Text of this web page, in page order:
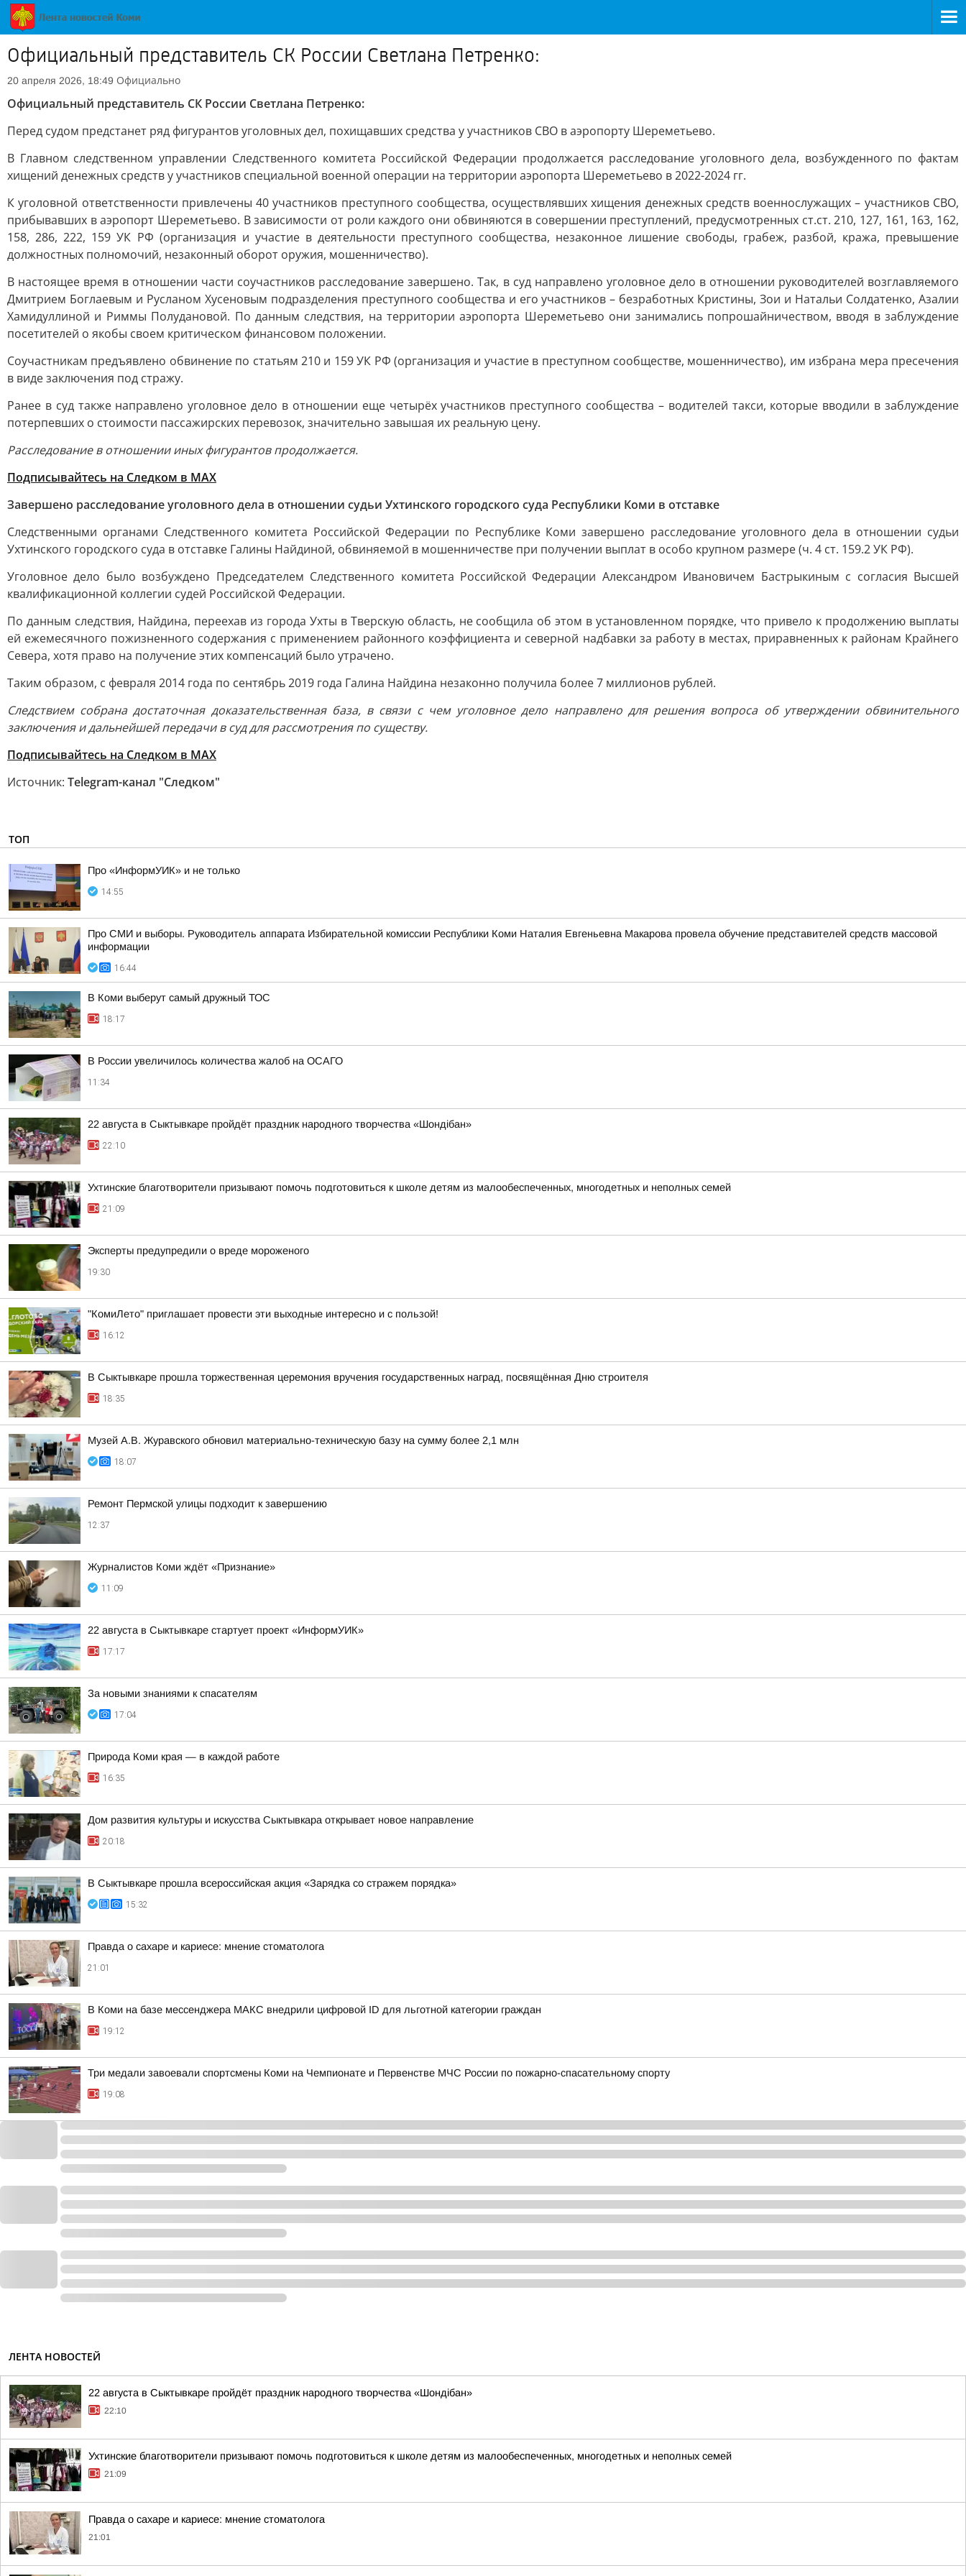
Официальный представитель СК России Светлана Петренко:
20 апреля 2026, 18:49 Официально
Официальный представитель СК России Светлана Петренко:
Перед судом предстанет ряд фигурантов уголовных дел, похищавших средства у участников СВО в аэропорту Шереметьево.
В Главном следственном управлении Следственного комитета Российской Федерации продолжается расследование уголовного дела, возбужденного по фактам
хищений денежных средств у участников специальной военной операции на территории аэропорта Шереметьево в 2022-2024 гг.
К уголовной ответственности привлечены 40 участников преступного сообщества, осуществлявших хищения денежных средств военнослужащих – участников СВО,
прибывавших в аэропорт Шереметьево. В зависимости от роли каждого они обвиняются в совершении преступлений, предусмотренных ст.ст. 210, 127, 161, 163, 162,
158, 286, 222, 159 УК РФ (организация и участие в деятельности преступного сообщества, незаконное лишение свободы, грабеж, разбой, кража, превышение
должностных полномочий, незаконный оборот оружия, мошенничество).
В настоящее время в отношении части соучастников расследование завершено. Так, в суд направлено уголовное дело в отношении руководителей возглавляемого
Дмитрием Боглаевым и Русланом Хусеновым подразделения преступного сообщества и его участников – безработных Кристины, Зои и Натальи Солдатенко, Азалии
Хамидуллиной и Риммы Полудановой. По данным следствия, на территории аэропорта Шереметьево они занимались попрошайничеством, вводя в заблуждение
посетителей о якобы своем критическом финансовом положении.
Соучастникам предъявлено обвинение по статьям 210 и 159 УК РФ (организация и участие в преступном сообществе, мошенничество), им избрана мера пресечения
в виде заключения под стражу.
Ранее в суд также направлено уголовное дело в отношении еще четырёх участников преступного сообщества – водителей такси, которые вводили в заблуждение
потерпевших о стоимости пассажирских перевозок, значительно завышая их реальную цену.
Расследование в отношении иных фигурантов продолжается.
Подписывайтесь на Следком в MAX
Завершено расследование уголовного дела в отношении судьи Ухтинского городского суда Республики Коми в отставке
Следственными органами Следственного комитета Российской Федерации по Республике Коми завершено расследование уголовного дела в отношении судьи
Ухтинского городского суда в отставке Галины Найдиной, обвиняемой в мошенничестве при получении выплат в особо крупном размере (ч. 4 ст. 159.2 УК РФ).
Уголовное дело было возбуждено Председателем Следственного комитета Российской Федерации Александром Ивановичем Бастрыкиным с согласия Высшей
квалификационной коллегии судей Российской Федерации.
По данным следствия, Найдина, переехав из города Ухты в Тверскую область, не сообщила об этом в установленном порядке, что привело к продолжению выплаты
ей ежемесячного пожизненного содержания с применением районного коэффициента и северной надбавки за работу в местах, приравненных к районам Крайнего
Севера, хотя право на получение этих компенсаций было утрачено.
Таким образом, с февраля 2014 года по сентябрь 2019 года Галина Найдина незаконно получила более 7 миллионов рублей.
Следствием собрана достаточная доказательственная база, в связи с чем уголовное дело направлено для решения вопроса об утверждении обвинительного
заключения и дальнейшей передачи в суд для рассмотрения по существу.
Подписывайтесь на Следком в MAX
Источник: Telegram-канал "Следком"
ТОП
Про «ИнформУИК» и не только
14:55
Про СМИ и выборы. Руководитель аппарата Избирательной комиссии Республики Коми Наталия Евгеньевна Макарова провела обучение представителей средств массовой
информации
16:44
В Коми выберут самый дружный ТОС
18:17
В России увеличилось количества жалоб на ОСАГО
11:34
22 августа в Сыктывкаре пройдёт праздник народного творчества «Шондібан»
22:10
Ухтинские благотворители призывают помочь подготовиться к школе детям из малообеспеченных, многодетных и неполных семей
21:09
Эксперты предупредили о вреде мороженого
19:30
"КомиЛето" приглашает провести эти выходные интересно и с пользой!
16:12
В Сыктывкаре прошла торжественная церемония вручения государственных наград, посвящённая Дню строителя
18:35
Музей А.В. Журавского обновил материально-техническую базу на сумму более 2,1 млн
18:07
Ремонт Пермской улицы подходит к завершению
12:37
Журналистов Коми ждёт «Признание»
11:09
22 августа в Сыктывкаре стартует проект «ИнформУИК»
17:17
За новыми знаниями к спасателям
17:04
Природа Коми края — в каждой работе
16:35
Дом развития культуры и искусства Сыктывкара открывает новое направление
20:18
В Сыктывкаре прошла всероссийская акция «Зарядка со стражем порядка»
15:32
Правда о сахаре и кариесе: мнение стоматолога
21:01
В Коми на базе мессенджера МАКС внедрили цифровой ID для льготной категории граждан
19:12
Три медали завоевали спортсмены Коми на Чемпионате и Первенстве МЧС России по пожарно-спасательному спорту
19:08
ЛЕНТА НОВОСТЕЙ
22 августа в Сыктывкаре пройдёт праздник народного творчества «Шондібан»
22:10
Ухтинские благотворители призывают помочь подготовиться к школе детям из малообеспеченных, многодетных и неполных семей
21:09
Правда о сахаре и кариесе: мнение стоматолога
21:01